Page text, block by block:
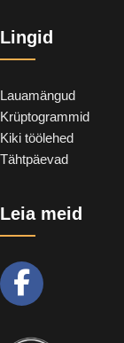
Lingid
Lauamängud
Krüptogrammid
Kiki töölehed
Tähtpäevad
Leia meid